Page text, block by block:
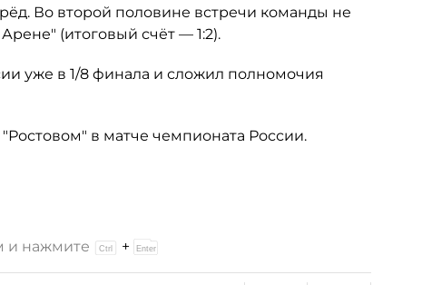
Во второй половине встречи команды не
(итоговый счёт — 1:2).
уже в 1/8 финала и сложил полномочия
в матче чемпионата России.
и нажмите +